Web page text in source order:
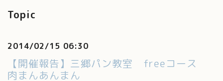
Topic
2014/02/15 06:30
【開催報告】三郷パン教室 freeコース
肉まんあんまん